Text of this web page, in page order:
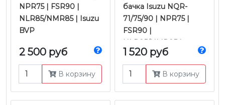
NPR75 | FSR90 |
NLR85/NMR85 | Isuzu
BVP
2 500 руб
В корзину
бачка Isuzu NQR-
71/75/90 | NPR75 |
FSR90 |
NLR85/NMR85 |
Оригинал
1 520 руб
В корзину